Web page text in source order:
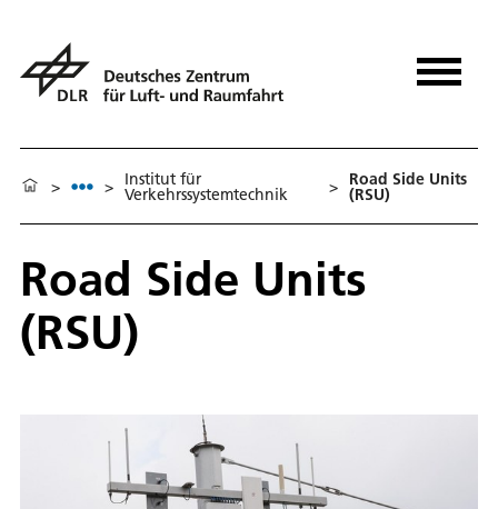
> > Institut für
Verkehrssystemtechnik > Road Side Units
(RSU)
Road Side Units
(RSU)